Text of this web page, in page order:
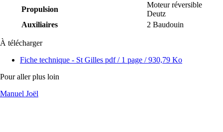
Propulsion
Moteur réversible
Deutz
Auxiliaires
2 Baudouin
À télécharger
Fiche technique - St Gilles pdf/ 1 page / 930,79 Ko
Pour aller plus loin
Manuel Joël